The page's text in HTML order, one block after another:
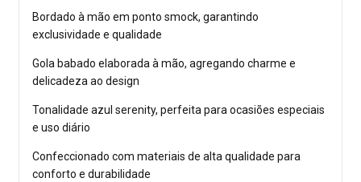
Bordado à mão em ponto smock, garantindo
exclusividade e qualidade
Gola babado elaborada à mão, agregando charme e
delicadeza ao design
Tonalidade azul serenity, perfeita para ocasiões especiais
e uso diário
Confeccionado com materiais de alta qualidade para
conforto e durabilidade